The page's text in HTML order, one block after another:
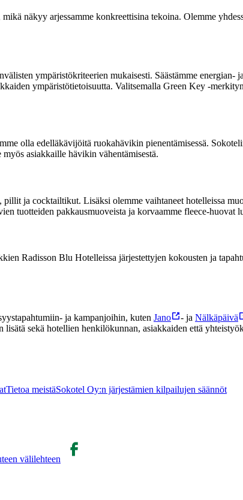
näkyy arjessamme konkreettisina tekoina. Olemme
ympäristökriteerien mukaisesti. Säästämme energian-
ympäristötietoisuutta. Valitsemalla Green Key -
olla edelläkävijöitä ruokahävikin pienentämisessä.
asiakkaille hävikin vähentämisestä.
ja cocktailtikut. Lisäksi olemme vaihtaneet hotelleissa
tuotteiden pakkausmuoveista ja korvaamme fleece-huovat
Radisson Blu Hotelleissa järjestettyjen kokousten ja
ja kampanjoihin, kuten Jano - ja Nälkäpäivä
sekä hotellien henkilökunnan, asiakkaiden että
Tietoa meistäSokotel Oy:n järjestämien kilpailujen säännöt
välilehteen